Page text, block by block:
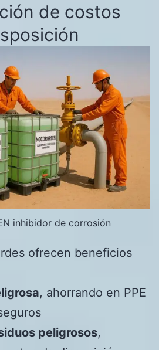
de costos
inhibidor de corrosión
ofrecen beneficios
, ahorrando en PPE
peligrosos,